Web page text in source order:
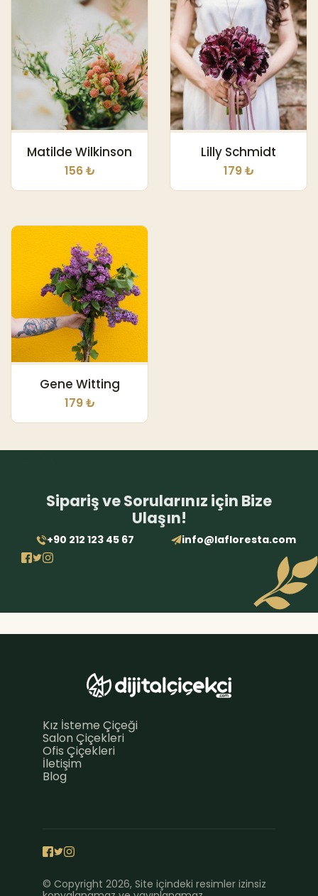
Matilde Wilkinson
156 ₺
Lilly Schmidt
179 ₺
Gene Witting
179 ₺
Sipariş ve Sorularınız için Bize
Ulaşın!
+90 212 123 45 67 info@lafloresta.com
Kız İsteme Çiçeği
Salon Çiçekleri
Ofis Çiçekleri
İletişim
Blog
© Copyright 2026, Site içindeki resimler izinsiz